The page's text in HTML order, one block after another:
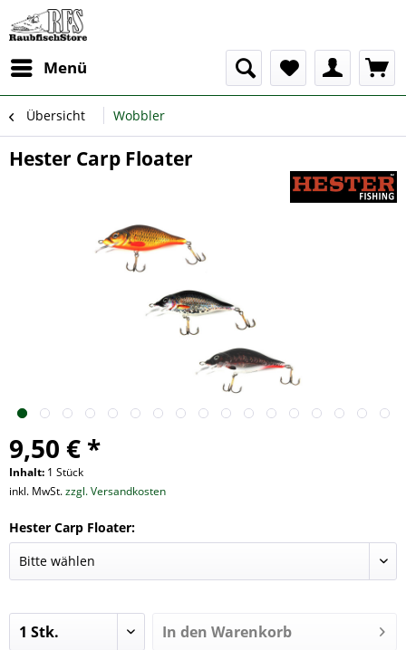
Menü
Übersicht Wobbler
Hester Carp Floater
9,50 € *
Inhalt: 1 Stück
inkl. MwSt.zzgl. Versandkosten
Hester Carp Floater:
In den Warenkorb